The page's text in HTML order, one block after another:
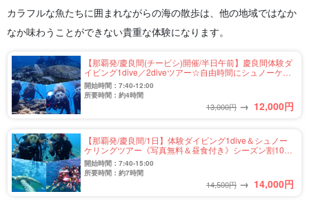
カラフルな魚たちに囲まれながらの海の散歩は、他の地域ではなか
なか味わうことができない貴重な体験になります。
【那覇発/慶良間(チービシ)開催/半日午前】慶良間体験ダ
イビング1dive／2diveツアー☆自由時間にシュノーケル
も可能♪ウミガメにも会えるかも＜公安委員会指定優良
店で安心安全！＞（No.304）
開始時間：7:40-12:00
所要時間：約4時間
13,000円 → 12,000円
【那覇発/慶良間/1日】体験ダイビング1dive＆シュノー
ケリングツアー《写真無料＆昼食付き》シーズン割1000
円OFF！船長オススメのウミガメポイントを巡るツアー
♪（No.303）
開始時間：7:40-15:00
所要時間：約7時間
14,500円 → 14,000円